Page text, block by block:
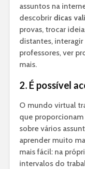
assuntos na
descobrir dicas
provas, trocar
distantes,
professores, ver
mais.
2. É possível
O mundo virtual
que proporcionam
sobre vários
aprender muito
mais fácil: na
intervalos do